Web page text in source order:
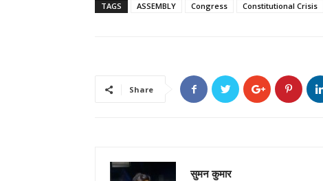
TAGS ASSEMBLY Congress Constitutional Crisis
Share
सुमन कुमार